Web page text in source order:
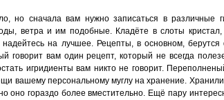
но сначала вам нужно записаться в различные
ветра и им подобные. Кладёте в слоты кристал,
на лучшее. Рецепты, в основном,
говорит вам один рецепт, который не всегда
игридиенты вам никто не говорит.
вашему персональному муглу на хранение.
оно гораздо более вместительно. Ещё пару